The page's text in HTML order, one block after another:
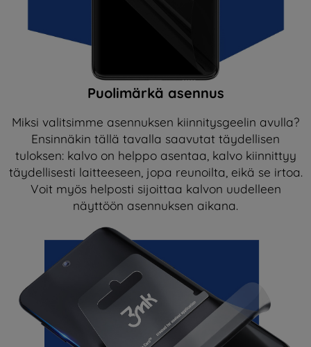
Puolimärkä asennus
Miksi valitsimme asennuksen kiinnitysgeelin avulla?
Ensinnäkin tällä tavalla saavutat täydellisen
tuloksen: kalvo on helppo asentaa, kalvo kiinnittyy
täydellisesti laitteeseen, jopa reunoilta, eikä se irtoa.
Voit myös helposti sijoittaa kalvon uudelleen
näyttöön asennuksen aikana.